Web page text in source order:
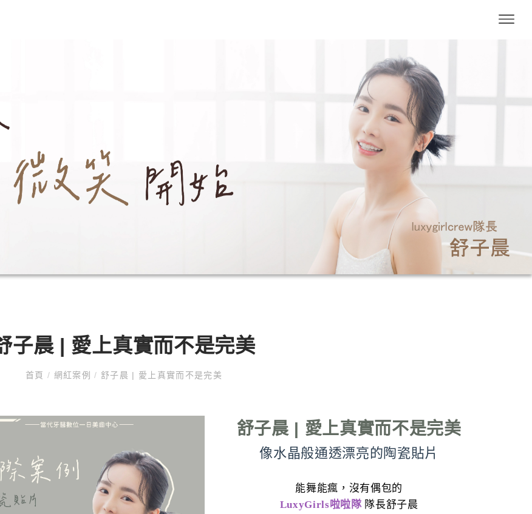
子晨 | 愛上真實而不是完美
首頁 / 網紅案例/ 舒子晨 | 愛上真實而不是完美
舒子晨 | 愛上真實而不是完美
像水晶般通透漂亮的陶瓷貼片
能舞能瘋，沒有偶包的
LuxyGirls啦啦隊隊長舒子晨